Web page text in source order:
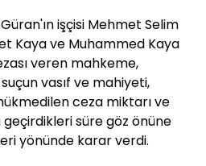
işçisi Mehmet Selim
Kaya ve Muhammed Kaya
veren mahkeme,
suçun vasıf ve mahiyeti,
ceza miktarı ve
geçirdikleri süre göz önüne
yönünde karar verdi.